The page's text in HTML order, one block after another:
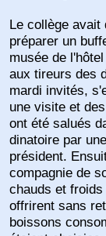
Le collège avait
préparer un
musée de
aux tireurs des
mardi invités,
une visite et
ont été salués
dinatoire par
président.
compagnie de
chauds et
offrirent sans
boissons